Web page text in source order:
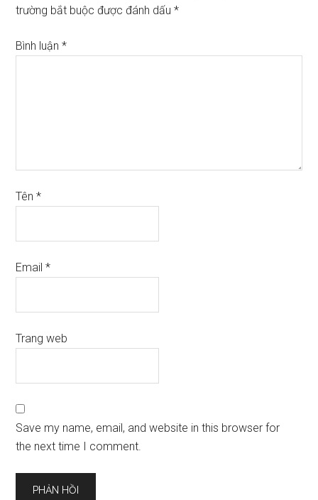
trường bắt buộc được đánh dấu*
Bình luận*
Tên*
Email*
Trang web
Save my name, email, and website in this browser for
the next time I comment.